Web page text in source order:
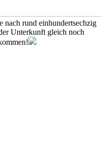
nach rund einhundertsechzig
Unterkunft gleich noch